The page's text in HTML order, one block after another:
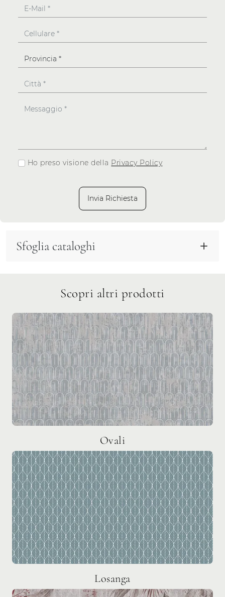
Ho preso visione della Privacy Policy
Invia Richiesta
Sfoglia cataloghi
Scopri altri prodotti
Ovali
Losanga